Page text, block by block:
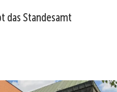
das Standesamt